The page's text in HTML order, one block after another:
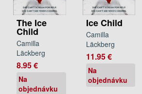
The Ice
Child
Camilla
Läckberg
8.95 €
Na
objednávku
Ice Child
Camilla
Läckberg
11.95 €
Na
objednávku